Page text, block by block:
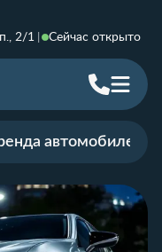
2/1
Сейчас открыто
автомобилей